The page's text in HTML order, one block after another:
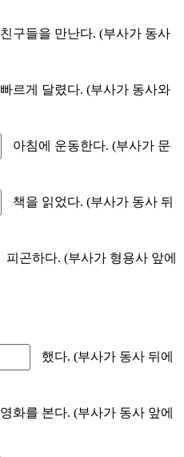
친구들을 만난다. (부사가 동사
빠르게 달렸다. (부사가 동사와
아침에 운동한다. (부사가 문
책을 읽었다. (부사가 동사 뒤
피곤하다. (부사가 형용사 앞에
했다. (부사가 동사 뒤에
영화를 본다. (부사가 동사 앞에